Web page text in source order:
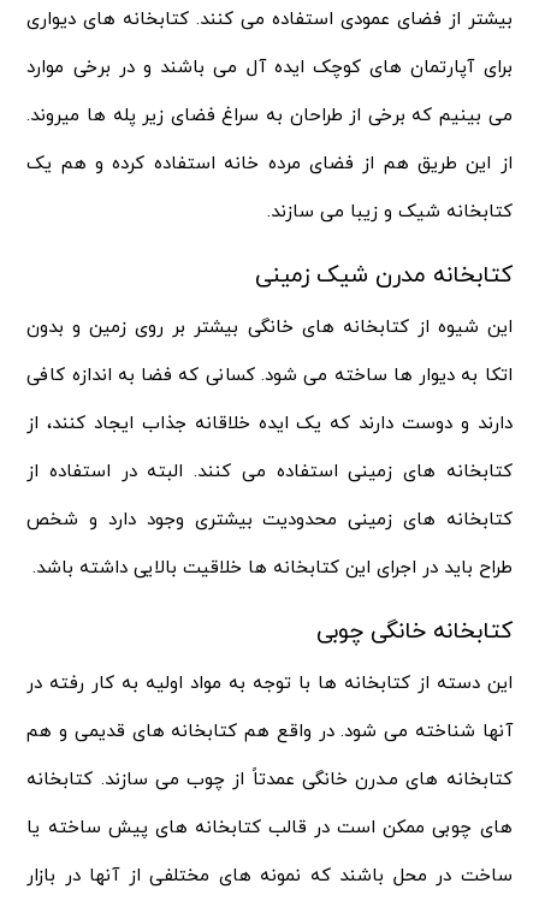
بیشتر از فضای عمودی استفاده می کنند. کتابخانه های دیواری
برای آپارتمان های کوچک ایده آل می باشند و در برخی موارد
می‌ بینیم که برخی از طراحان به سراغ فضای زیر پله ها میروند.
از این طریق هم از فضای مرده خانه استفاده کرده و هم یک
کتابخانه شیک و زیبا می سازند.
کتابخانه مدرن شیک زمینی
این شیوه از کتابخانه های خانگی بیشتر بر روی زمین و بدون
اتکا به دیوار ها ساخته می شود. کسانی که فضا به اندازه کافی
دارند و دوست دارند که یک ایده خلاقانه جذاب ایجاد کنند، از
کتابخانه های زمینی استفاده می کنند. البته در استفاده از
کتابخانه های زمینی محدودیت بیشتری وجود دارد و شخص
طراح باید در اجرای این کتابخانه ها خلاقیت بالایی داشته باشد.
کتابخانه خانگی چوبی
این دسته از کتابخانه ها با توجه به مواد اولیه به کار رفته در
آنها شناخته می شود. در واقع هم کتابخانه های قدیمی و هم
کتابخانه های مـدرن خانگی عمدتاً از چوب می سازند. کتابخانه
های چوبی ممکن است در قالب کتابخانه های پیش ساخته یا
ساخت در محل باشند که نمونه های مختلفی از آنها در بازار